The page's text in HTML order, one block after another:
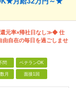
元率×帰社日なし≫◆ 仕
由自在の毎日を過ごしませ
問 ベテランOK
月 面接1回